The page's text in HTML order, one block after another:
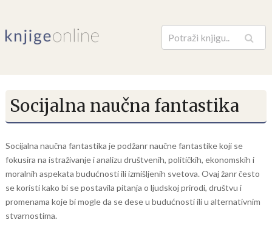
Pretraga
Socijalna naučna fantastika
Socijalna naučna fantastika je podžanr naučne fantastike koji se
fokusira na istraživanje i analizu društvenih, političkih, ekonomskih i
moralnih aspekata budućnosti ili izmišljenih svetova. Ovaj žanr često
se koristi kako bi se postavila pitanja o ljudskoj prirodi, društvu i
promenama koje bi mogle da se dese u budućnosti ili u alternativnim
stvarnostima.